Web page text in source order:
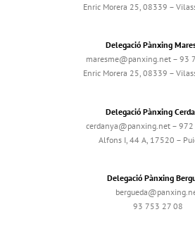
Enric Morera 25, 08339 –
Delegació Pànxing
maresme@panxing.net – 93
Enric Morera 25, 08339 –
Delegació Pànxing
cerdanya@panxing.net –
Alfons I, 44 A, 17520 –
Delegació Pànxing
93 753 27 08